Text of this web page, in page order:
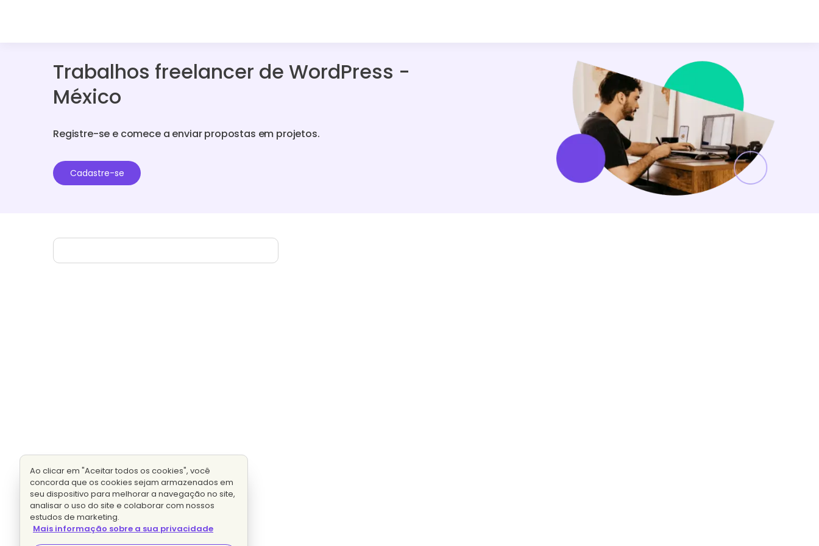
Trabalhos freelancer de WordPress -
México
Registre-se e comece a enviar propostas em projetos.
Cadastre-se
Ao clicar em "Aceitar todos os cookies", você
concorda que os cookies sejam armazenados em
seu dispositivo para melhorar a navegação no site,
analisar o uso do site e colaborar com nossos
estudos de marketing.
Mais informação sobre a sua privacidade